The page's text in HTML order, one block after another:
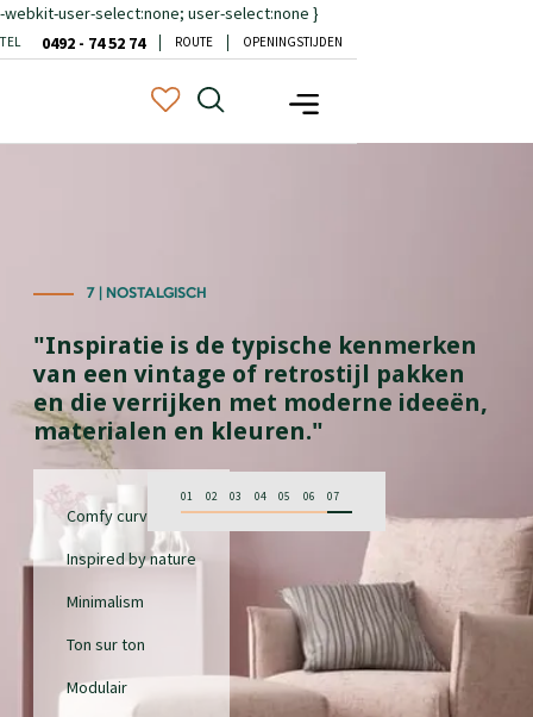
-webkit-user-select:none; user-select:none }
TEL 0492 - 74 52 74 ROUTE OPENINGSTIJDEN
Comfy curvy
Inspired by nature
Minimalism
Ton sur ton
Modulair
7 | NOSTALGISCH
"Inspiratie is de typische kenmerken
van een vintage of retrostijl pakken
en die verrijken met moderne ideeën,
materialen en kleuren."
01 02 03 04 05 06 07